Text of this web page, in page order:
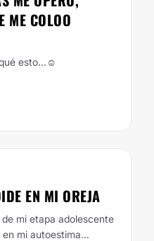
ME COLOO
esto...☺️
EN MI OREJA
mi etapa adolescente
mi autoestima...